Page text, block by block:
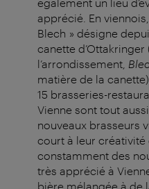
apprécié. En
Blech » désigne
canette d’Ottakringer
l’arrondissement,
matière de la
15 brasseries-
Vienne sont tout
nouveaux brasseurs
court à leur
constamment des
très apprécié à
bière mélangée à de